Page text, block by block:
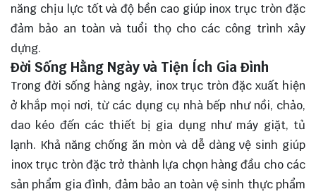
năng chịu lực tốt và độ bền cao giúp inox trục tròn đặc
đảm bảo an toàn và tuổi thọ cho các công trình xây
dựng.
Đời Sống Hằng Ngày và Tiện Ích Gia Đình
Trong đời sống hàng ngày, inox trục tròn đặc xuất hiện
ở khắp mọi nơi, từ các dụng cụ nhà bếp như nồi, chảo,
dao kéo đến các thiết bị gia dụng như máy giặt, tủ
lạnh. Khả năng chống ăn mòn và dễ dàng vệ sinh giúp
inox trục tròn đặc trở thành lựa chọn hàng đầu cho các
sản phẩm gia đình, đảm bảo an toàn vệ sinh thực phẩm